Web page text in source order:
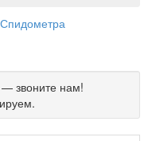
Спидометра
— звоните нам!